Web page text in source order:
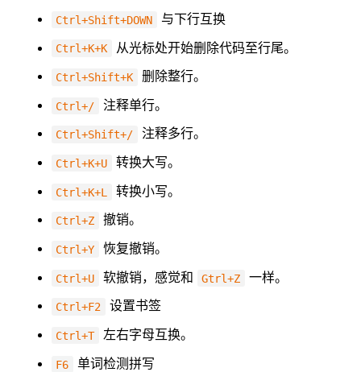
Ctrl+Shift+DOWN 与下行互换
Ctrl+K+K 从光标处开始删除代码至行尾。
Ctrl+Shift+K 删除整行。
Ctrl+/ 注释单行。
Ctrl+Shift+/ 注释多行。
Ctrl+K+U 转换大写。
Ctrl+K+L 转换小写。
Ctrl+Z 撤销。
Ctrl+Y 恢复撤销。
Ctrl+U 软撤销，感觉和 Gtrl+Z 一样。
Ctrl+F2 设置书签
Ctrl+T 左右字母互换。
F6 单词检测拼写